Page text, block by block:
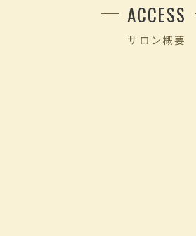
サロン概要
ACCESS